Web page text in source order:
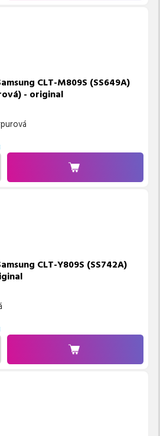
CLT-M809S (SS649A)
- original
CLT-Y809S (SS742A)